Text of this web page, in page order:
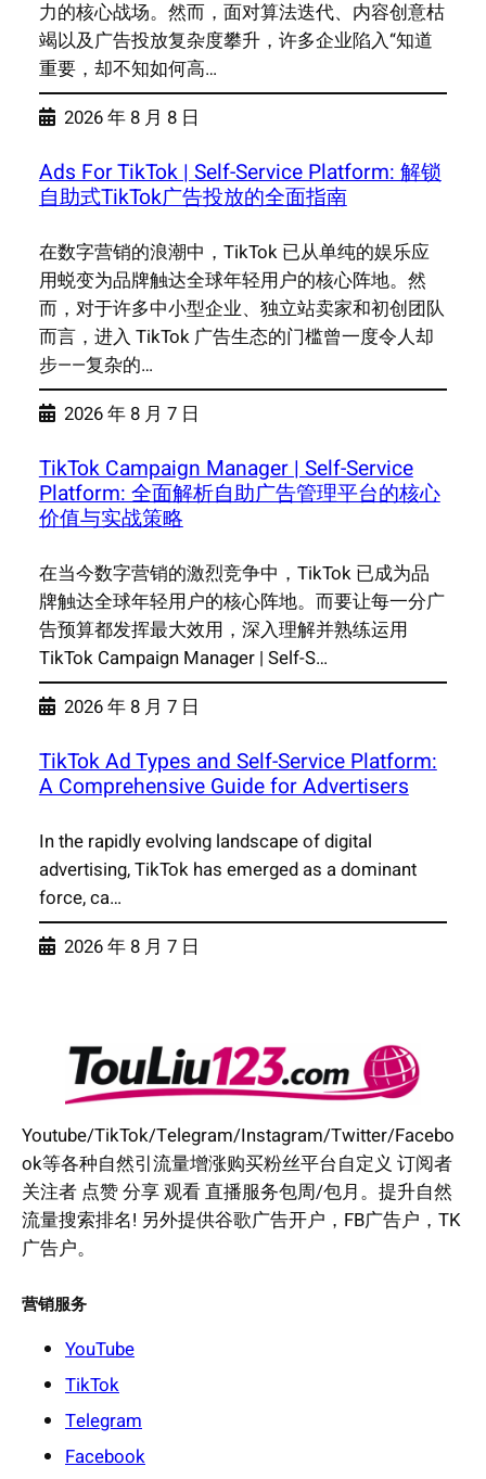
力的核心战场。然而，面对算法迭代、内容创意枯
竭以及广告投放复杂度攀升，许多企业陷入“知道
重要，却不知如何高…
2026 年 8 月 8 日
Ads For TikTok | Self-Service Platform: 解锁
自助式TikTok广告投放的全面指南
在数字营销的浪潮中，TikTok 已从单纯的娱乐应
用蜕变为品牌触达全球年轻用户的核心阵地。然
而，对于许多中小型企业、独立站卖家和初创团队
而言，进入 TikTok 广告生态的门槛曾一度令人却
步——复杂的…
2026 年 8 月 7 日
TikTok Campaign Manager | Self-Service
Platform: 全面解析自助广告管理平台的核心
价值与实战策略
在当今数字营销的激烈竞争中，TikTok 已成为品
牌触达全球年轻用户的核心阵地。而要让每一分广
告预算都发挥最大效用，深入理解并熟练运用
TikTok Campaign Manager | Self-S…
2026 年 8 月 7 日
TikTok Ad Types and Self-Service Platform:
A Comprehensive Guide for Advertisers
In the rapidly evolving landscape of digital
advertising, TikTok has emerged as a dominant
force, ca…
2026 年 8 月 7 日
Youtube/TikTok/Telegram/Instagram/Twitter/Facebo
ok等各种自然引流量增涨购买粉丝平台自定义 订阅者
关注者 点赞 分享 观看 直播服务包周/包月。提升自然
流量搜索排名! 另外提供谷歌广告开户，FB广告户，TK
广告户。
营销服务
YouTube
TikTok
Telegram
Facebook